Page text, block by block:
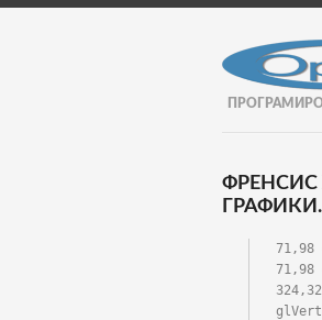
ФРЕНСИС
71,98
71,98